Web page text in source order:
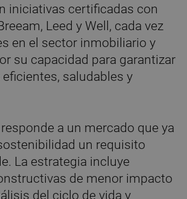
iniciativas certificadas con
Leed y Well, cada vez
en el sector inmobiliario y
su capacidad para garantizar
saludables y
a un mercado que ya
un requisito
La estrategia incluye
de menor impacto
del ciclo de vida y